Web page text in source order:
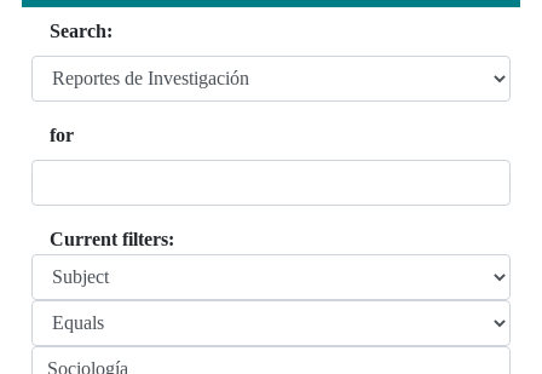
Search:
for
Current filters: